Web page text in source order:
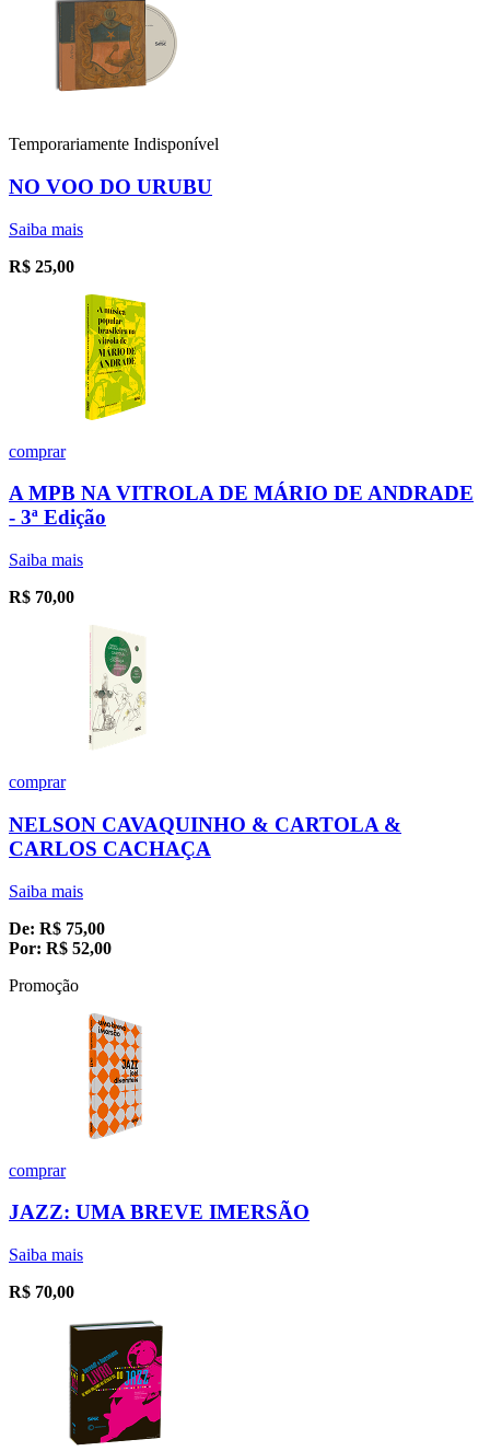
Temporariamente Indisponível
NO VOO DO URUBU
Saiba mais
R$ 25,00
comprar
A MPB NA VITROLA DE MÁRIO DE ANDRADE
- 3ª Edição
Saiba mais
R$ 70,00
comprar
NELSON CAVAQUINHO & CARTOLA &
CARLOS CACHAÇA
Saiba mais
De: R$ 75,00
Por: R$ 52,00
Promoção
comprar
JAZZ: UMA BREVE IMERSÃO
Saiba mais
R$ 70,00